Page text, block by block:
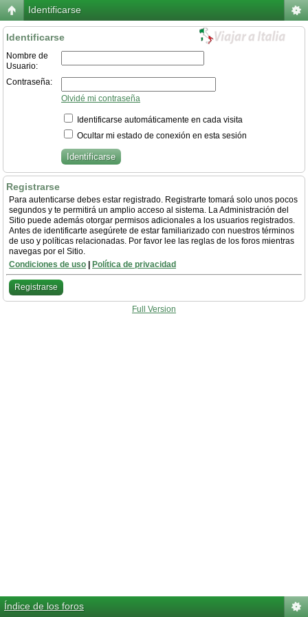
Identificarse
Identificarse
Nombre de
Usuario:
Contraseña:
Olvidé mi contraseña
Identificarse automáticamente en cada visita
Ocultar mi estado de conexión en esta sesión
Registrarse
Para autenticarse debes estar registrado. Registrarte tomará solo unos pocos
segundos y te permitirá un amplio acceso al sistema. La Administración del
Sitio puede además otorgar permisos adicionales a los usuarios registrados.
Antes de identificarte asegúrete de estar familiarizado con nuestros términos
de uso y políticas relacionadas. Por favor lee las reglas de los foros mientras
navegas por el Sitio.
Condiciones de uso
Política de privacidad
Registrarse
Full Version
Índice de los foros